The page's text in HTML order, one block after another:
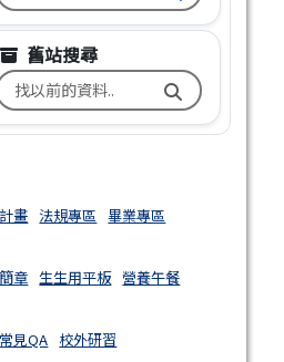
舊站搜尋
尋台南市文元國小舊校網關鍵
畫 法規專區 畢業專區
章 生生用平板 營養午餐
見QA 校外研習